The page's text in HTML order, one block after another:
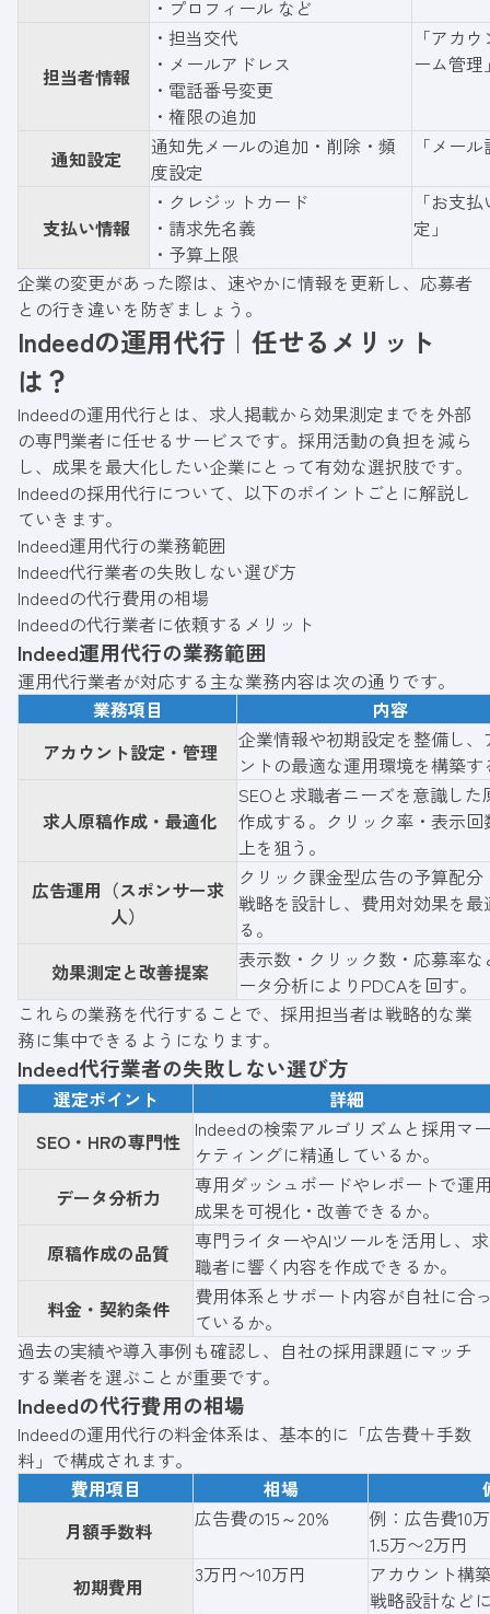
・プロフィール など
担当者情報
・担当交代
・メールアドレス
・電話番号変更
・権限の追加
「アカ
ーム管理
通知設定
通知先メールの追加・削除・頻
度設定
「メー
支払い情報
・クレジットカード
・請求先名義
・予算上限
「お支
定」
企業の変更があった際は、速やかに情報を更新し、応募者
との行き違いを防ぎましょう。
Indeedの運用代行｜任せるメリット
は？
Indeedの運用代行とは、求人掲載から効果測定までを外部
の専門業者に任せるサービスです。採用活動の負担を減ら
し、成果を最大化したい企業にとって有効な選択肢です。
Indeedの採用代行について、以下のポイントごとに解説し
ていきます。
Indeed運用代行の業務範囲
Indeed代行業者の失敗しない選び方
Indeedの代行費用の相場
Indeedの代行業者に依頼するメリット
Indeed運用代行の業務範囲
運用代行業者が対応する主な業務内容は次の通りです。
業務項目
内容
アカウント設定・管理
企業情報や初期設定を整備し、
ントの最適な運用環境を構築す
求人原稿作成・最適化
SEOと求職者ニーズを意識した
作成する。クリック率・表示回
上を狙う。
広告運用（スポンサー求
人）
クリック課金型広告の予算配分
戦略を設計し、費用対効果を最
る。
効果測定と改善提案
表示数・クリック数・応募率な
ータ分析によりPDCAを回す。
これらの業務を代行することで、採用担当者は戦略的な業
務に集中できるようになります。
Indeed代行業者の失敗しない選び方
選定ポイント
詳細
SEO・HRの専門性
Indeedの検索アルゴリズムと採用マー
ケティングに精通しているか。
データ分析力
専用ダッシュボードやレポートで運
成果を可視化・改善できるか。
原稿作成の品質
専門ライターやAIツールを活用し、求
職者に響く内容を作成できるか。
料金・契約条件
費用体系とサポート内容が自社に合
ているか。
過去の実績や導入事例も確認し、自社の採用課題にマッチ
する業者を選ぶことが重要です。
Indeedの代行費用の相場
Indeedの運用代行の料金体系は、基本的に「広告費＋手数
料」で構成されます。
費用項目
相場
月額手数料
広告費の15～20%
例：広告費10
1.5万〜2万円
初期費用
3万円〜10万円
アカウント構
戦略設計など